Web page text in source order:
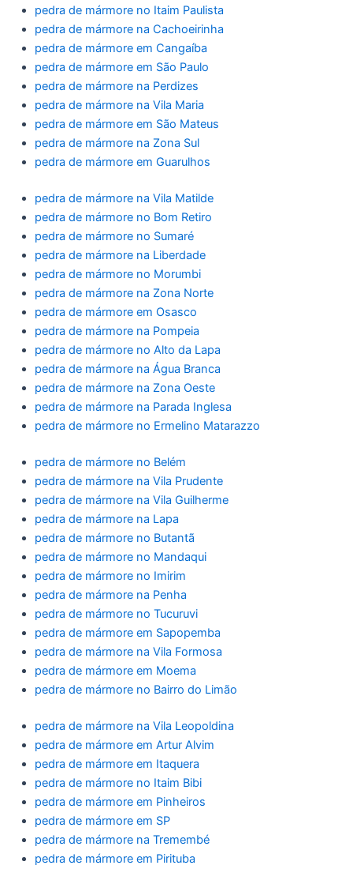
pedra de mármore no Itaim Paulista
pedra de mármore na Cachoeirinha
pedra de mármore em Cangaíba
pedra de mármore em São Paulo
pedra de mármore na Perdizes
pedra de mármore na Vila Maria
pedra de mármore em São Mateus
pedra de mármore na Zona Sul
pedra de mármore em Guarulhos
pedra de mármore na Vila Matilde
pedra de mármore no Bom Retiro
pedra de mármore no Sumaré
pedra de mármore na Liberdade
pedra de mármore no Morumbi
pedra de mármore na Zona Norte
pedra de mármore em Osasco
pedra de mármore na Pompeia
pedra de mármore no Alto da Lapa
pedra de mármore na Água Branca
pedra de mármore na Zona Oeste
pedra de mármore na Parada Inglesa
pedra de mármore no Ermelino Matarazzo
pedra de mármore no Belém
pedra de mármore na Vila Prudente
pedra de mármore na Vila Guilherme
pedra de mármore na Lapa
pedra de mármore no Butantã
pedra de mármore no Mandaqui
pedra de mármore no Imirim
pedra de mármore na Penha
pedra de mármore no Tucuruvi
pedra de mármore em Sapopemba
pedra de mármore na Vila Formosa
pedra de mármore em Moema
pedra de mármore no Bairro do Limão
pedra de mármore na Vila Leopoldina
pedra de mármore em Artur Alvim
pedra de mármore em Itaquera
pedra de mármore no Itaim Bibi
pedra de mármore em Pinheiros
pedra de mármore em SP
pedra de mármore na Tremembé
pedra de mármore em Pirituba